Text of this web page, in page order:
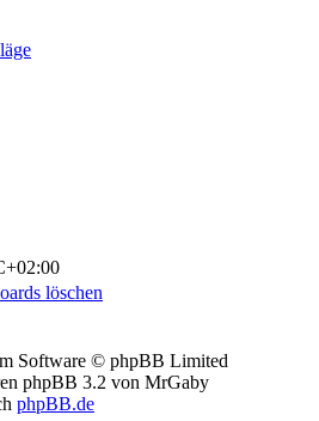
löschen
Software © phpBB Limited
phpBB 3.2 von MrGaby
phpBB.de